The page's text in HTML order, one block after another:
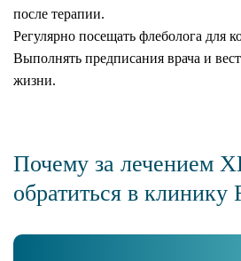
после терапии.
Регулярно посещать флеболога для
Выполнять предписания врача и
жизни.
Почему за лечением
обратиться в клинику